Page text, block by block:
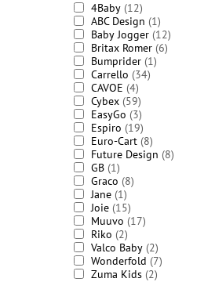
4Baby (12)
ABC Design (1)
Baby Jogger (12)
Britax Romer (6)
Bumprider (1)
Carrello (34)
CAVOE (4)
Cybex (59)
EasyGo (3)
Espiro (19)
Euro-Cart (8)
Future Design (8)
GB (1)
Graco (8)
Jane (1)
Joie (15)
Muuvo (17)
Riko (2)
Valco Baby (2)
Wonderfold (7)
Zuma Kids (2)